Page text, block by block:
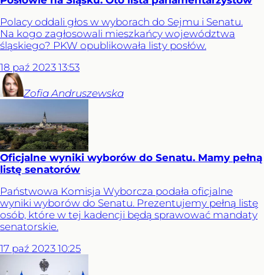
Polacy oddali głos w wyborach do Sejmu i Senatu.
Na kogo zagłosowali mieszkańcy województwa
śląskiego? PKW opublikowała listy posłów.
18 paź 2023 13:53
Zofia Andruszewska
Oficjalne wyniki wyborów do Senatu. Mamy pełną
listę senatorów
Państwowa Komisja Wyborcza podała oficjalne
wyniki wyborów do Senatu. Prezentujemy pełną listę
osób, które w tej kadencji będą sprawować mandaty
senatorskie.
17 paź 2023 10:25